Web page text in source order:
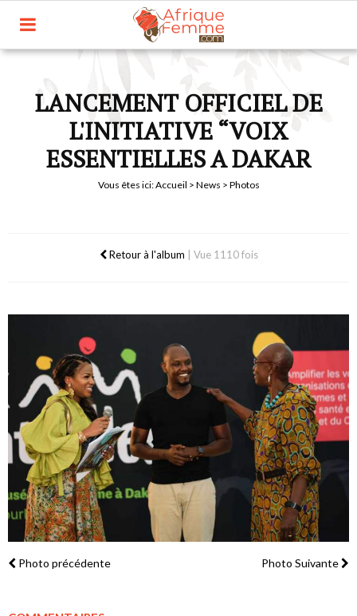
LANCEMENT OFFICIEL DE
L'INITIATIVE “VOIX
ESSENTIELLES A DAKAR
Vous êtes ici:Accueil > News > Photos
Retour à l'album Vue 1110 fois
Photo précédente Photo Suivante